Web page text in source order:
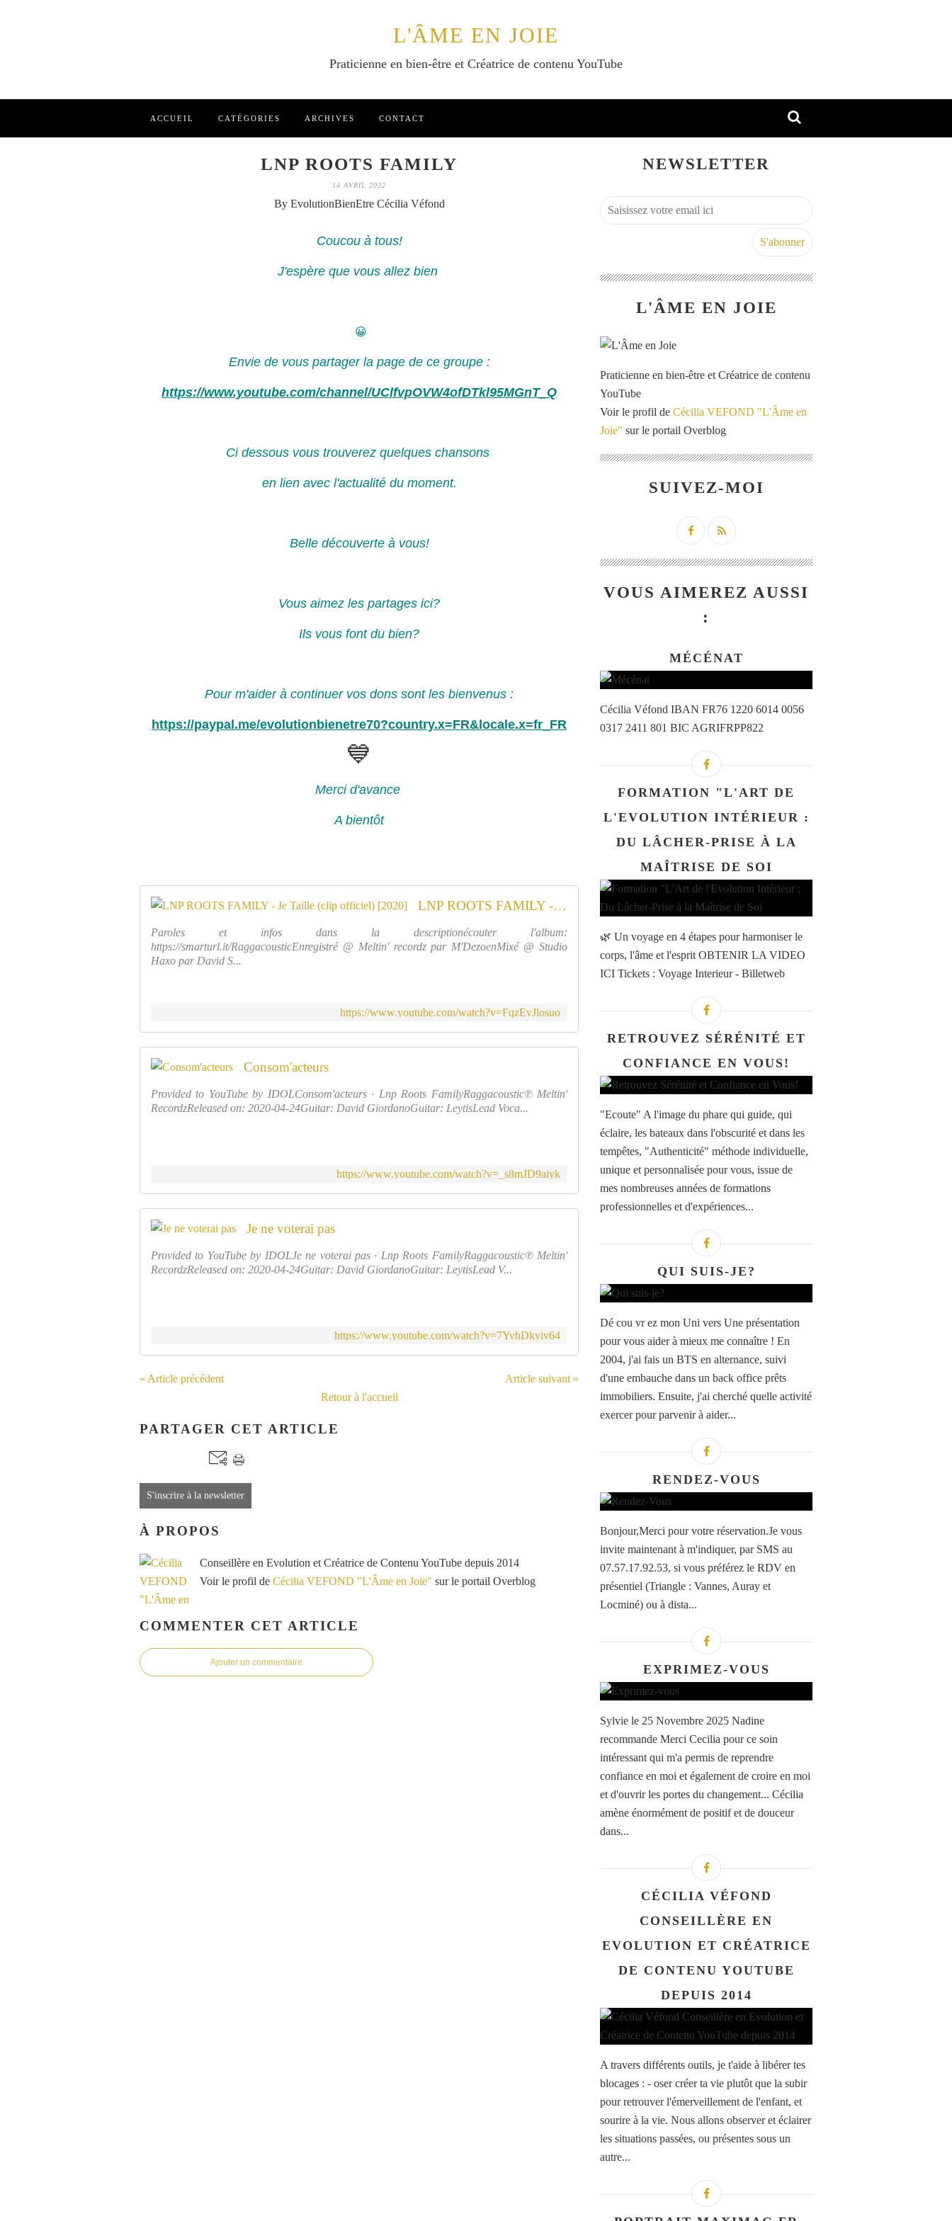
L'ÂME EN JOIE
Praticienne en bien-être et Créatrice de contenu YouTube
ACCUEIL CATÉGORIES ARCHIVES CONTACT
LNP ROOTS FAMILY
14 AVRIL 2022
By EvolutionBienEtre Cécilia Véfond
Coucou à tous!
J'espère que vous allez bien
😀
Enviede vous partager la page de ce groupe :
https://www.youtube.com/channel/UClfvpOVW4ofDTkl95MGnT_Q
Ci dessous vous trouverez quelques chansons
en lien avec l'actualité du moment.
Belle découverte à vous!
Vous aimez les partages ici?
Ils vous font du bien?
Pour m'aider à continuer vos dons sont les bienvenus :
https://paypal.me/evolutionbienetre70?country.x=FR&locale.x=fr_FR
💙
Merci d'avance
A bientôt
LNP ROOTS FAMILY - Je Taille (clip officiel) [2020]
Paroles et infos dans la descriptionécouter l'album:
https://smarturl.it/RaggacousticEnregistré @ Meltin' recordz par M'DezoenMixé @ Studio
Haxo par David S...
https://www.youtube.com/watch?v=FqzEvJlosuo
Consom'acteurs
Provided to YouTube by IDOLConsom'acteurs · Lnp Roots FamilyRaggacoustic℗ Meltin'
RecordzReleased on: 2020-04-24Guitar: David GiordanoGuitar: LeytisLead Voca...
https://www.youtube.com/watch?v=_s8mJD9aiyk
Je ne voterai pas
Provided to YouTube by IDOLJe ne voterai pas · Lnp Roots FamilyRaggacoustic℗ Meltin'
RecordzReleased on: 2020-04-24Guitar: David GiordanoGuitar: LeytisLead V...
https://www.youtube.com/watch?v=7YvhDkyiv64
« Article précédent
Article suivant »
Retour à l'accueil
PARTAGER CET ARTICLE
S'inscrire à la newsletter
À PROPOS
Conseillère en Evolution et Créatrice de Contenu YouTube depuis 2014
Voir le profil de Cécilia VEFOND "L'Âme en Joie" sur le portail Overblog
COMMENTER CET ARTICLE
Ajouter un commentaire
NEWSLETTER
L'ÂME EN JOIE
Praticienne en bien-être et Créatrice de contenu
YouTube
Voir le profil de Cécilia VEFOND "L'Âme en
Joie" sur le portail Overblog
SUIVEZ-MOI
VOUS AIMEREZ AUSSI
:
MÉCÉNAT
Cécilia Véfond IBAN FR76 1220 6014 0056
0317 2411 801 BIC AGRIFRPP822
FORMATION "L'ART DE
L'EVOLUTION INTÉRIEUR :
DU LÂCHER-PRISE À LA
MAÎTRISE DE SOI
🌿 Un voyage en 4 étapes pour harmoniser le
corps, l'âme et l'esprit OBTENIR LA VIDEO
ICI Tickets : Voyage Interieur - Billetweb
RETROUVEZ SÉRÉNITÉ ET
CONFIANCE EN VOUS!
"Ecoute" A l'image du phare qui guide, qui
éclaire, les bateaux dans l'obscurité et dans les
tempêtes, "Authenticité" méthode individuelle,
unique et personnalisée pour vous, issue de
mes nombreuses années de formations
professionnelles et d'expériences...
QUI SUIS-JE?
Dé cou vr ez mon Uni vers Une présentation
pour vous aider à mieux me connaître ! En
2004, j'ai fais un BTS en alternance, suivi
d'une embauche dans un back office prêts
immobiliers. Ensuite, j'ai cherché quelle activité
exercer pour parvenir à aider...
RENDEZ-VOUS
Bonjour,Merci pour votre réservation.Je vous
invite maintenant à m'indiquer, par SMS au
07.57.17.92.53, si vous préférez le RDV en
présentiel (Triangle : Vannes, Auray et
Locminé) ou à dista...
EXPRIMEZ-VOUS
Sylvie le 25 Novembre 2025 Nadine
recommande Merci Cecilia pour ce soin
intéressant qui m'a permis de reprendre
confiance en moi et également de croire en moi
et d'ouvrir les portes du changement... Cécilia
amène énormément de positif et de douceur
dans...
CÉCILIA VÉFOND
CONSEILLÈRE EN
EVOLUTION ET CRÉATRICE
DE CONTENU YOUTUBE
DEPUIS 2014
A travers différents outils, je t'aide à libérer tes
blocages : - oser créer ta vie plutôt que la subir
pour retrouver l'émerveillement de l'enfant, et
sourire à la vie. Nous allons observer et éclairer
les situations passées, ou présentes sous un
autre...